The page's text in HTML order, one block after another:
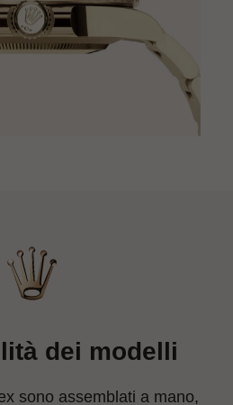
dei modelli
sono assemblati a mano,